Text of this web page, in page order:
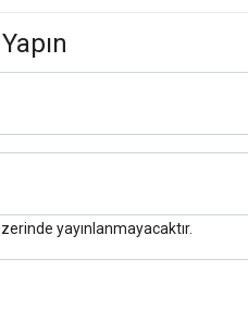
yayınlanmayacaktır.